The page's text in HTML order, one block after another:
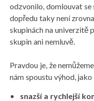
odzvonilo, domlouvat se
dopředu taky není
skupinách na univerzitě
skupin ani nemluvě.
Pravdou je, že
nám spoustu výhod,
• snazší a rychlejší